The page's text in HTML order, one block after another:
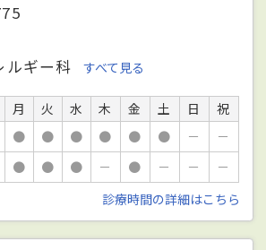
ルギー科 すべて見る
月 火 水 木 金 土 日
祝
● ● ● ● ● ● －
－
● ● ● － ● － －
－
診療時間の詳細はこちら